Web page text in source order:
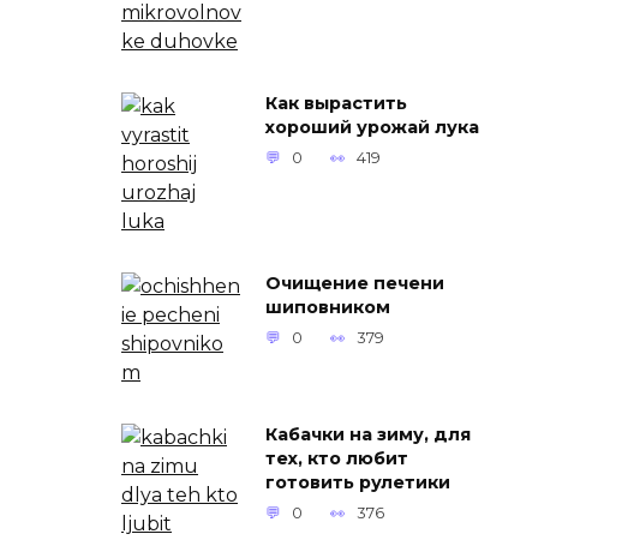
Как вырастить
хороший урожай лука
0 419
Очищение печени
шиповником
0 379
Кабачки на зиму, для
тех, кто любит
готовить рулетики
0 376